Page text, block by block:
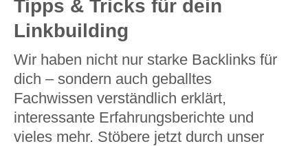
Tipps & Tricks für dein
Linkbuilding
Wir haben nicht nur starke Backlinks für
dich – sondern auch geballtes
Fachwissen verständlich erklärt,
interessante Erfahrungsberichte und
vieles mehr. Stöbere jetzt durch unser